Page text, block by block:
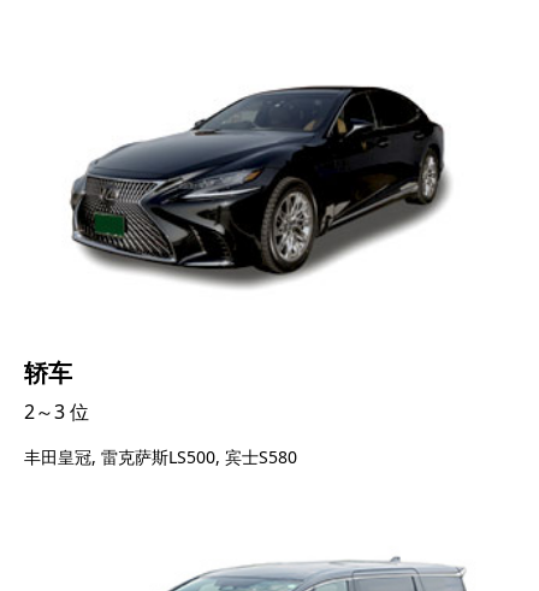
轿车
2～3 位
丰田皇冠, 雷克萨斯LS500, 宾士S580